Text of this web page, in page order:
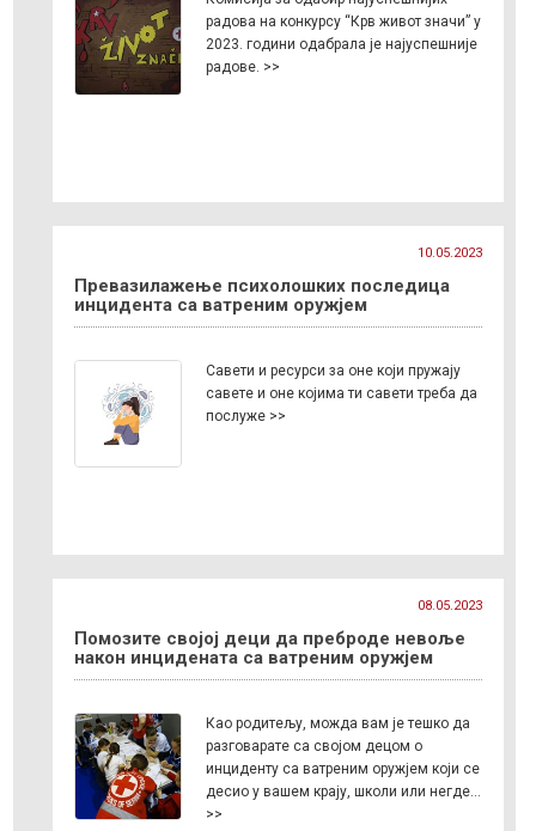
радова на конкурсу “Крв живот значи” у
2023. години одабрала је најуспешније
радове. >>
10.05.2023
Превазилажење психолошких последица
инцидента са ватреним оружјем
Савети и ресурси за оне који пружају
савете и оне којима ти савети треба да
послуже >>
08.05.2023
Помозите својој деци да преброде невоље
након инцидената са ватреним оружјем
Као родитељу, можда вам је тешко да
разговарате са својом децом о
инциденту са ватреним оружјем који се
десио у вашем крају, школи или негде…
>>